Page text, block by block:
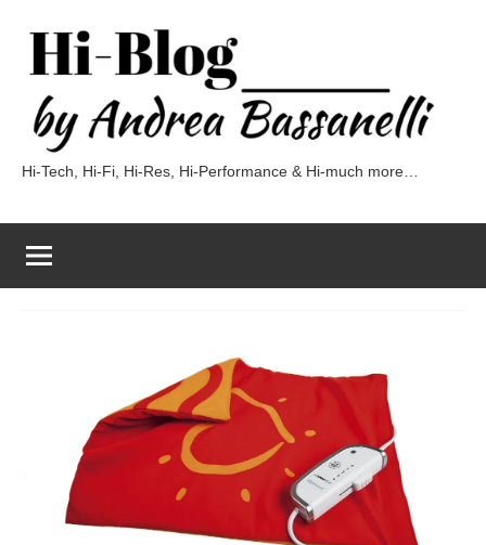
contenuto
Blog
by
Hi-Tech, Hi-Fi, Hi-Res, Hi-Performance & Hi-much more…